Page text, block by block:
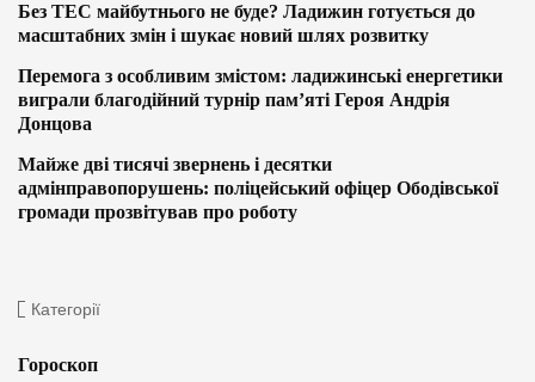
Без ТЕС майбутнього не буде? Ладижин готується до
масштабних змін і шукає новий шлях розвитку
Перемога з особливим змістом: ладижинські енергетики
виграли благодійний турнір пам’яті Героя Андрія
Донцова
Майже дві тисячі звернень і десятки
адмінправопорушень: поліцейський офіцер Ободівської
громади прозвітував про роботу
Категорії
Гороскоп